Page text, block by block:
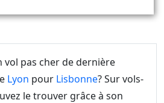
vol pas cher de dernière
Lyon pour Lisbonne? Sur vols-
le trouver grâce à son